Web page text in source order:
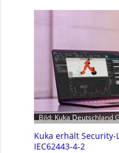
Bild: Kuka Deutschland
Kuka erhält
IEC62443-4-2